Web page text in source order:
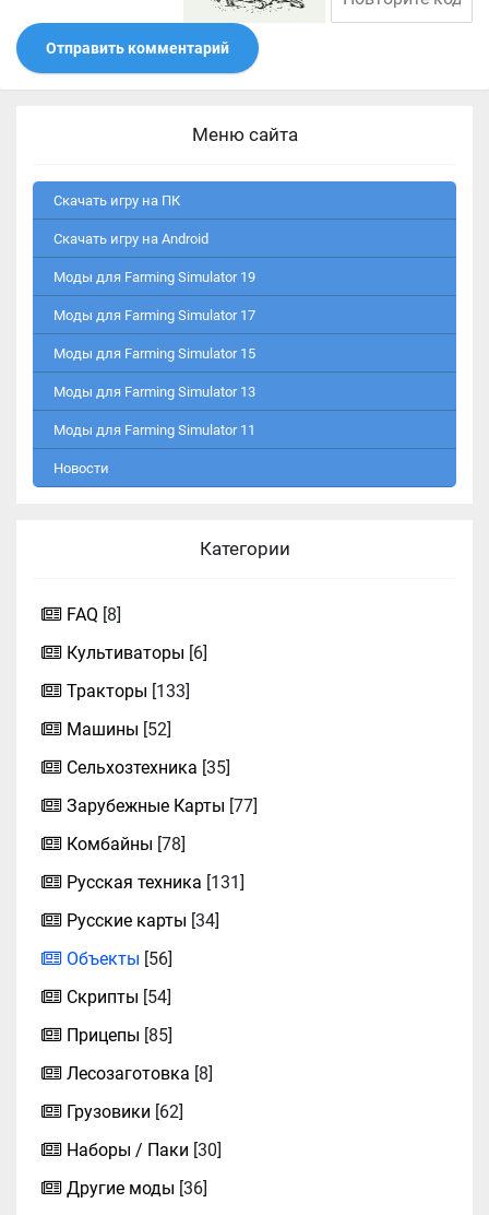
Отправить комментарий
Меню сайта
Скачать игру на ПК
Скачать игру на Android
Моды для Farming Simulator 19
Моды для Farming Simulator 17
Моды для Farming Simulator 15
Моды для Farming Simulator 13
Моды для Farming Simulator 11
Новости
Категории
FAQ [8]
Культиваторы [6]
Тракторы [133]
Машины [52]
Сельхозтехника [35]
Зарубежные Карты [77]
Комбайны [78]
Русская техника [131]
Русские карты [34]
Объекты [56]
Скрипты [54]
Прицепы [85]
Лесозаготовка [8]
Грузовики [62]
Наборы / Паки [30]
Другие моды [36]